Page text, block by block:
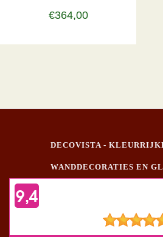
€364,00
DECOVISTA -
WANDDECORATIES EN